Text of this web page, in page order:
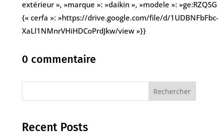
extérieur », »marque »: »daikin », »modele »:
{« cerfa »: »https://drive.google.com/file/d/1UDBNFbFbc-
XaLl1NMnrVHiHDCoPrdJkw/view »}}
0 commentaire
Rechercher
Recent Posts